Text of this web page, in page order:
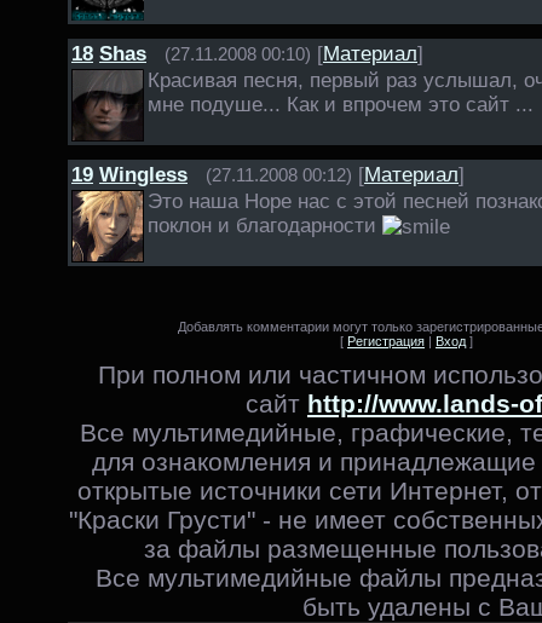
18 Shas (27.11.2008 00:10) [Материал]
Красивая песня, первый раз услышал,
мне подуше... Как и впрочем это сайт ...
19 Wingless (27.11.2008 00:12) [Материал]
Это наша Норе нас с этой песней
поклон и благодарности
Добавлять комментарии могут только
[ Регистрация | Вход ]
При полном или частичном
сайт http://www.lands-
Все мультимедийные, графические,
для ознакомления и принадлежащие
открытые источники сети Интернет,
"Краски Грусти" - не имеет
за файлы размещенные
Все мультимедийные файлы
быть удалены с